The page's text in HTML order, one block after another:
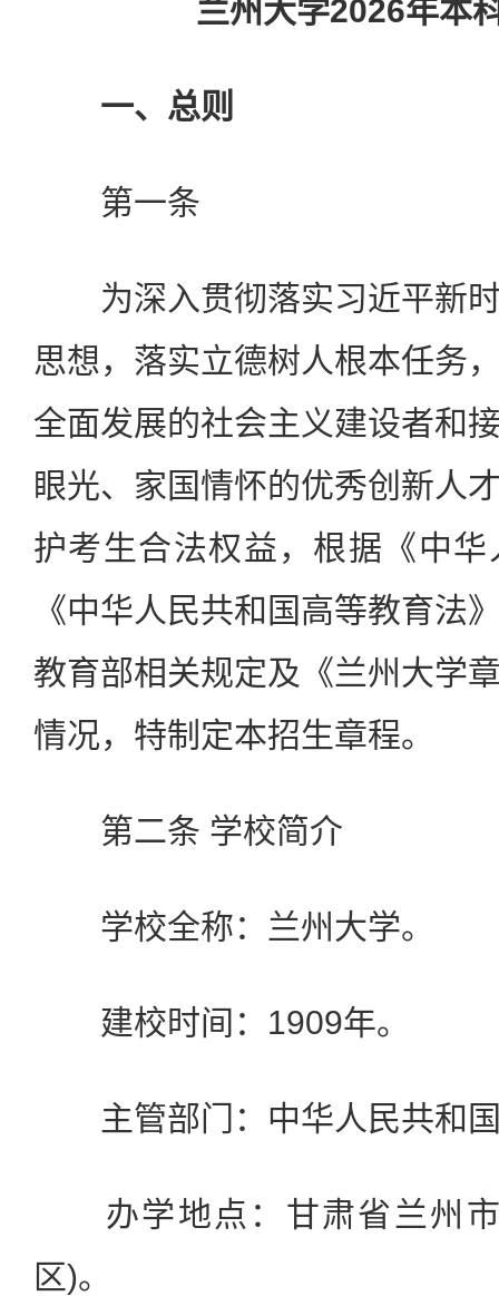
兰州大学2026年本
一、总则
第一条
为深入贯彻落实习近平新时
思想，落实立德树人根本任务
全面发展的社会主义建设者和
眼光、家国情怀的优秀创新人
护考生合法权益，根据《中
《中华人民共和国高等教育法
教育部相关规定及《兰州大学
情况，特制定本招生章程。
第二条 学校简介
学校全称：兰州大学。
建校时间：1909年。
主管部门：中华人民共和国
办学地点：甘肃省兰州市
区)。